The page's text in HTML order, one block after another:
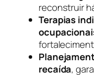
reconstruir
Terapias
recaída,